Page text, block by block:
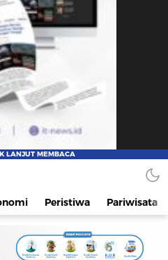
dan Terpercaya
Peristiwa Pariwisata